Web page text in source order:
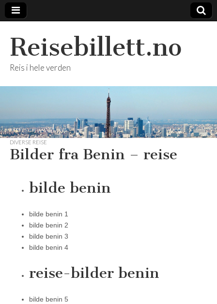
Reisebillett.no
Reis i hele verden
DIVERSE REISE
Bilder fra Benin – reise
bilde benin
bilde benin 1
bilde benin 2
bilde benin 3
bilde benin 4
reise-bilder benin
bilde benin 5